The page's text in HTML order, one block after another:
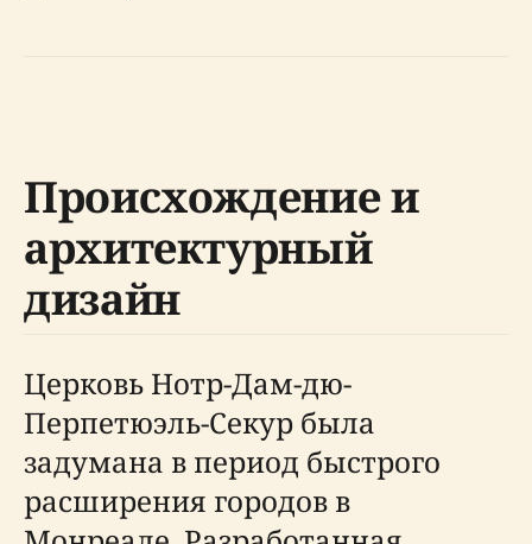
Происхождение и
архитектурный
дизайн
Церковь Нотр-Дам-дю-
Перпетюэль-Секур была
задумана в период быстрого
расширения городов в